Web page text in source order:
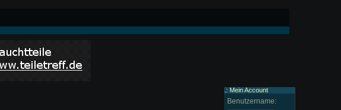
.: Mein Account
Benutzername: